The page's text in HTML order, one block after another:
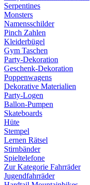
Serpentines
Monsters
Namensschilder
Pinch Zahlen
Kleiderbügel
Gym Taschen
Party-Dekoration
Geschenk-Dekoration
Poppenwagens
Dekorative Materialien
Party-Logen
Ballon-Pumpen
Skateboards
Hüte
Stempel
Lernen Rätsel
Stirnbänder
Spieltelefone
Zur Kategorie Fahrräder
Jugendfahrräder